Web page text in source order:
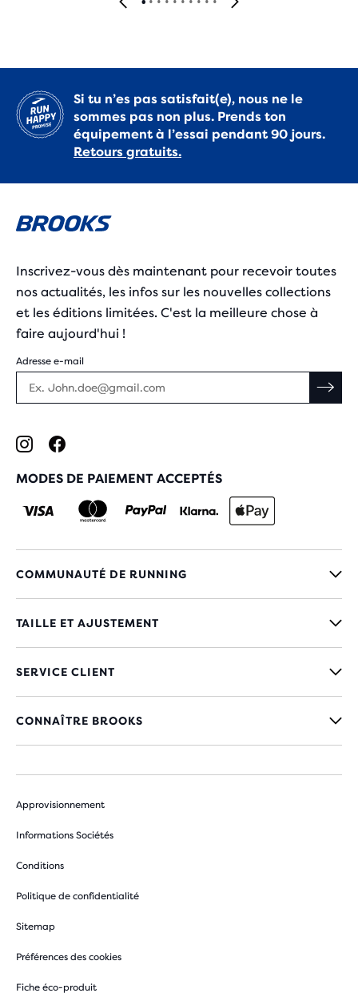
Si tu n’es pas satisfait(e), nous ne le
sommes pas non plus. Prends ton
équipement à l’essai pendant 90 jours.
Retours gratuits.
Inscrivez-vous dès maintenant pour recevoir toutes
nos actualités, les infos sur les nouvelles collections
et les éditions limitées. C'est la meilleure chose à
faire aujourd'hui !
Adresse e-mail
MODES DE PAIEMENT ACCEPTÉS
COMMUNAUTÉ DE RUNNING
TAILLE ET AJUSTEMENT
SERVICE CLIENT
CONNAÎTRE BROOKS
Approvisionnement
Informations Sociétés
Conditions
Politique de confidentialité
Sitemap
Préférences des cookies
Fiche éco-produit